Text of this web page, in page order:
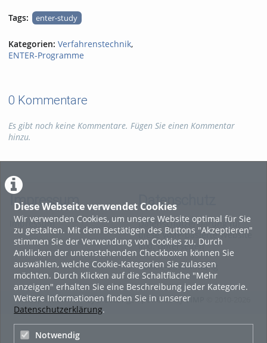
Diese Webseite verwendet Cookies
Wir verwenden Cookies, um unsere Website optimal für Sie
zu gestalten. Mit dem Bestätigen des Buttons "Akzeptieren"
stimmen Sie der Verwendung von Cookies zu. Durch
Anklicken der untenstehenden Checkboxen können Sie
auswählen, welche Cookie-Kategorien Sie zulassen
möchten. Durch Klicken auf die Schaltfläche "Mehr
anzeigen" erhalten Sie eine Beschreibung jeder Kategorie.
Weitere Informationen finden Sie in unserer
Datenschutzerklärung.
Notwendig
Tags: enter-study
Kategorien: Verfahrenstechnik,
ENTER-Programme
0 Kommentare
Es gibt noch keine Kommentare. Fügen Sie einen Kommentar
hinzu.
Impressum
Impressum
Datenschutz
Datenschutzerklärung für
diese ViMP-basierte Website
inkl. Unterseiten
Cookie-Zustimmung
Videoplattform & Player Lösungen powered byVIMP